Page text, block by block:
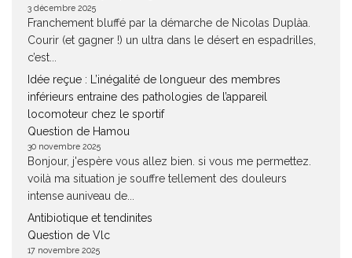
3 décembre 2025
Franchement bluffé par la démarche de Nicolas Duplàa.
Courir (et gagner !) un ultra dans le désert en espadrilles,
c’est...
Idée reçue : L’inégalité de longueur des membres
inférieurs entraine des pathologies de l’appareil
locomoteur chez le sportif
Question de Hamou
30 novembre 2025
Bonjour, j'espère vous allez bien. si vous me permettez.
voilà ma situation je souffre tellement des douleurs
intense auniveau de...
Antibiotique et tendinites
Question de Vlc
17 novembre 2025